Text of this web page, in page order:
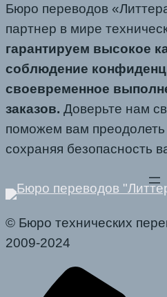
Бюро переводов
партнер в мире
гарантируем высокое
соблюдение
своевременное
заказов. Доверьте нам
поможем вам
сохраняя безопасность
© Бюро технических
2009-2024